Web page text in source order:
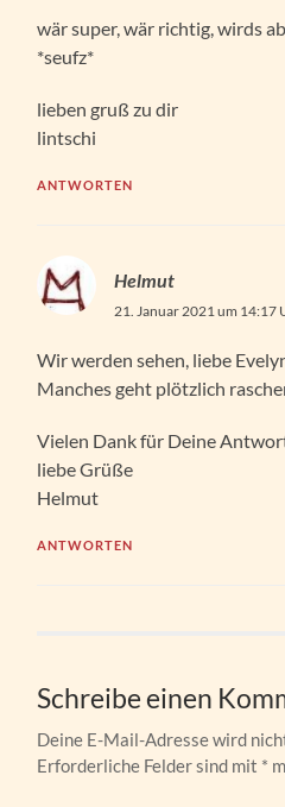
wär super, wär richtig, wirds
*seufz*
lieben gruß zu dir
lintschi
ANTWORTEN
Helmut
21. Januar 2021 um 14:17
Wir werden sehen, liebe
Manches geht plötzlich
Vielen Dank für Deine
liebe Grüße
Helmut
ANTWORTEN
Schreibe einen
Deine E-Mail-Adresse wird
Erforderliche Felder sind mit *